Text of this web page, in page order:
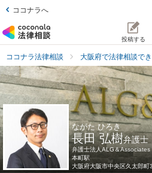
ココナラへ
投稿する
ココナラ法律相談 大阪府で法律相談で
ながた ひろき
長田 弘樹弁護士
弁護士法人ALG＆Associates
本町駅
大阪府大阪市中央区久太郎